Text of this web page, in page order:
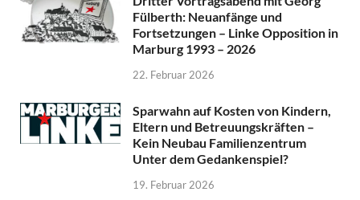
Fülberth: Neuanfänge und
Fortsetzungen – Linke Opposition in
Marburg 1993 – 2026
22. Februar 2026
Sparwahn auf Kosten von Kindern,
Eltern und Betreuungskräften –
Kein Neubau Familienzentrum
Unter dem Gedankenspiel?
19. Februar 2026